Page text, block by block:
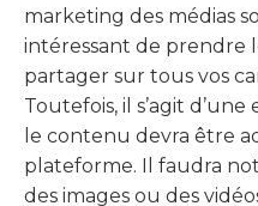
marketing des médias
intéressant de prendre
partager sur tous vos
Toutefois, il s’agit
le contenu devra être
plateforme. Il faudra
des images ou des